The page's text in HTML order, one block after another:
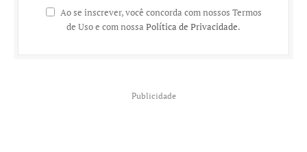
Ao se inscrever, você concorda com nossos Termos
de Uso e com nossa Política de Privacidade.
Publicidade